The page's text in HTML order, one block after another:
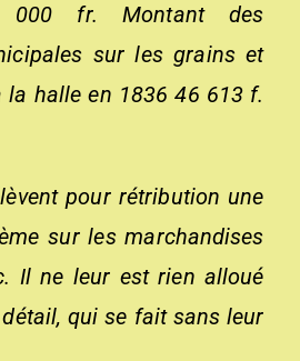
fr. Montant des
sur les grains et
la halle en 1836 46 613 f.
pour rétribution une
sur les marchandises
Il ne leur est rien alloué
qui se fait sans leur